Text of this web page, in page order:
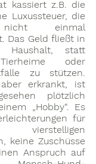
kassiert z.B. die
Luxussteuer, die
nicht einmal
Das Geld fließt in
Haushalt, statt
oder
zu stützen.
erkrankt, ist
plötzlich
„Hobby“. Es
für
keine Zuschüsse
Anspruch auf